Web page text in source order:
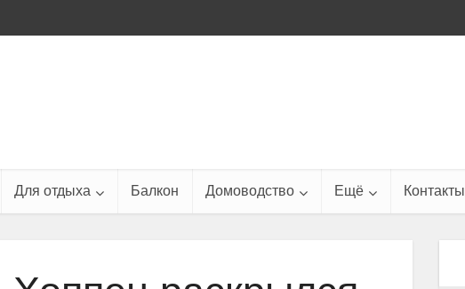
Для отдыха Балкон Домоводство Ещё Контакты